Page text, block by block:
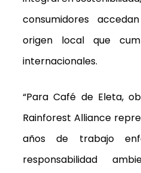
consumidores
origen local que
internacionales.
“Para Café de Eleta,
Rainforest Alliance
años de trabajo
responsabilidad